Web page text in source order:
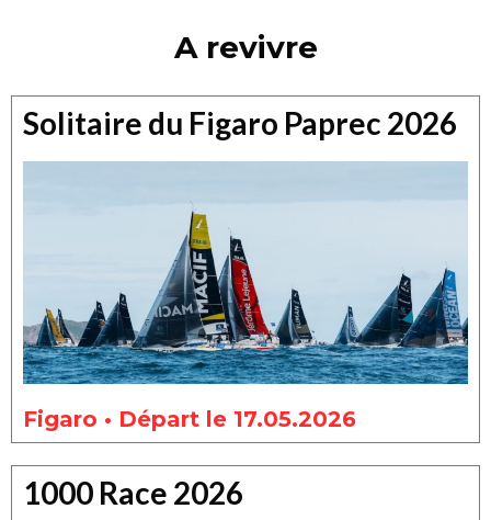
A revivre
Solitaire du Figaro Paprec 2026
Figaro • Départ le 17.05.2026
1000 Race 2026